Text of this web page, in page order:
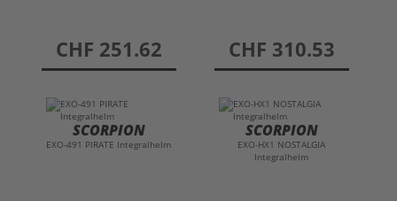
preis
CHF 251.62 preis
CHF 310.53
SCORPION
EXO-491 PIRATE Integralhelm
SCORPION
EXO-HX1 NOSTALGIA
Integralhelm